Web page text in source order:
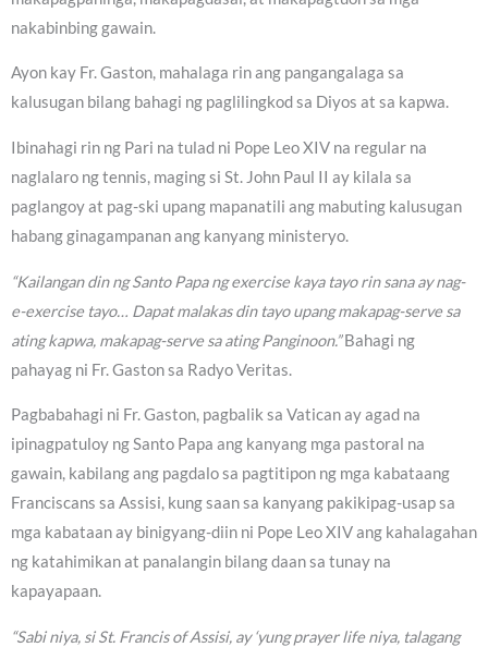
nakabinbing gawain.
Ayon kay Fr. Gaston, mahalaga rin ang pangangalaga sa
kalusugan bilang bahagi ng paglilingkod sa Diyos at sa kapwa.
Ibinahagi rin ng Pari na tulad ni Pope Leo XIV na regular na
naglalaro ng tennis, maging si St. John Paul II ay kilala sa
paglangoy at pag-ski upang mapanatili ang mabuting kalusugan
habang ginagampanan ang kanyang ministeryo.
“Kailangan din ng Santo Papa ng exercise kaya tayo rin sana ay nag-
e-exercise tayo… Dapat malakas din tayo upang makapag-serve sa
ating kapwa, makapag-serve sa ating Panginoon.”Bahagi ng
pahayag ni Fr. Gaston sa Radyo Veritas.
Pagbabahagi ni Fr. Gaston, pagbalik sa Vatican ay agad na
ipinagpatuloy ng Santo Papa ang kanyang mga pastoral na
gawain, kabilang ang pagdalo sa pagtitipon ng mga kabataang
Franciscans sa Assisi, kung saan sa kanyang pakikipag-usap sa
mga kabataan ay binigyang-diin ni Pope Leo XIV ang kahalagahan
ng katahimikan at panalangin bilang daan sa tunay na
kapayapaan.
“Sabi niya, si St. Francis of Assisi, ay ‘yung prayer life niya, talagang